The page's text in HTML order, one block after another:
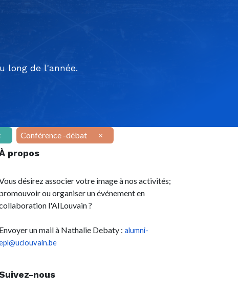
long de l'année.
Conférence -débat ×
propos
désirez associer votre image à nos activités;
ou organiser un événement en
l'AILouvain ?
Envoyer un mail à Nathalie Debaty : alumni-
nous